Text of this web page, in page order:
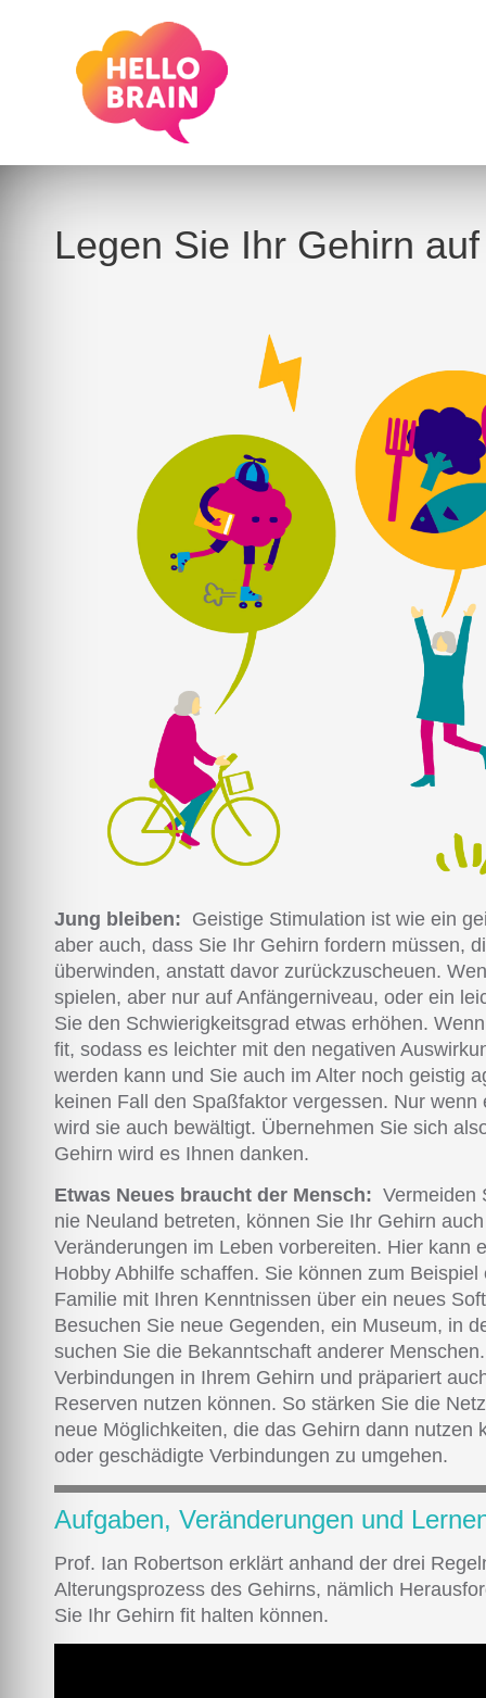
Legen Sie Ihr Gehirn
Jung bleiben: Geistige Stimulation ist wie ein
aber auch, dass Sie Ihr Gehirn fordern müssen,
überwinden, anstatt davor zurückzuscheuen.
spielen, aber nur auf Anfängerniveau, oder ein
Sie den Schwierigkeitsgrad etwas erhöhen.
fit, sodass es leichter mit den negativen
werden kann und Sie auch im Alter noch geistig
keinen Fall den Spaßfaktor vergessen. Nur
wird sie auch bewältigt. Übernehmen Sie sich
Gehirn wird es Ihnen danken.
Etwas Neues braucht der Mensch: Vermeiden
nie Neuland betreten, können Sie Ihr Gehirn
Veränderungen im Leben vorbereiten. Hier kann
Hobby Abhilfe schaffen. Sie können zum
Familie mit Ihren Kenntnissen über ein neues
Besuchen Sie neue Gegenden, ein Museum, in
suchen Sie die Bekanntschaft anderer
Verbindungen in Ihrem Gehirn und präpariert
Reserven nutzen können. So stärken Sie die
neue Möglichkeiten, die das Gehirn dann nutzen
oder geschädigte Verbindungen zu umgehen.
Aufgaben, Veränderungen und
Prof. Ian Robertson erklärt anhand der drei
Alterungsprozess des Gehirns, nämlich
Sie Ihr Gehirn fit halten können.